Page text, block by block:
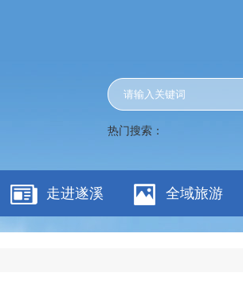
热门搜索：
走进遂溪 全域旅游